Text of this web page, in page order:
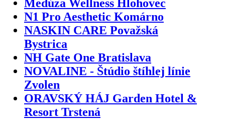
Medúza Wellness Hlohovec
N1 Pro Aesthetic Komárno
NASKIN CARE Považská
Bystrica
NH Gate One Bratislava
NOVALINE - Štúdio štíhlej línie
Zvolen
ORAVSKÝ HÁJ Garden Hotel &
Resort Trstená